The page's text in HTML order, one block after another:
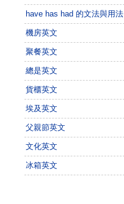
have has had 的文法與用法
機房英文
聚餐英文
總是英文
貨櫃英文
埃及英文
父親節英文
文化英文
冰箱英文